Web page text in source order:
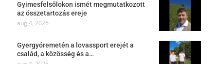
Gyimesfelsőlokon ismét megmutatkozott
az összetartozás ereje
aug 4, 2026
Gyergyóremetén a lovassport erejét a
család, a közösség és a…